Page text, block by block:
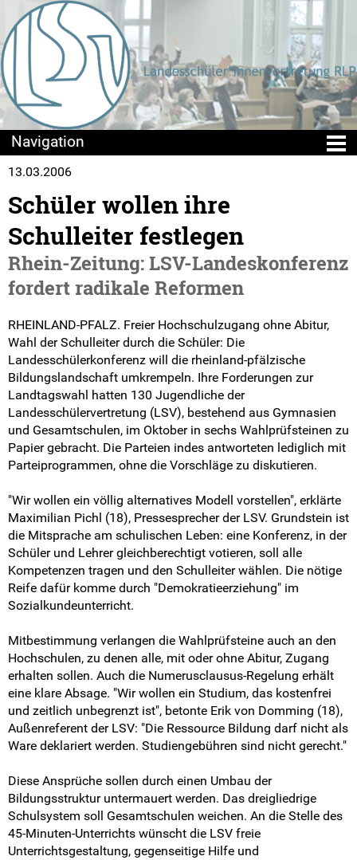
Die LSV
Positionen & Lesestoff
Beschlusslage
Stellungnahmen
Publikationen
Pressemitteilungen
Medienberichte
Mach mit!
Du hast Recht(e)
Weitersurfen
Termine
Shop
Kontakt
Intern
13.03.2006
Schüler wollen ihre
Schulleiter festlegen
Rhein-Zeitung: LSV-Landeskonferenz
fordert radikale Reformen
RHEINLAND-PFALZ. Freier Hochschulzugang ohne Abitur,
Wahl der Schulleiter durch die Schüler: Die
Landesschülerkonferenz will die rheinland-pfälzische
Bildungslandschaft umkrempeln. Ihre Forderungen zur
Landtagswahl hatten 130 Jugendliche der
Landesschülervertretung (LSV), bestehend aus Gymnasien
und Gesamtschulen, im Oktober in sechs Wahlprüfsteinen zu
Papier gebracht. Die Parteien indes antworteten lediglich mit
Parteiprogrammen, ohne die Vorschläge zu diskutieren.
"Wir wollen ein völlig alternatives Modell vorstellen", erklärte
Maximilian Pichl (18), Pressesprecher der LSV. Grundstein ist
die Mitsprache am schulischen Leben: eine Konferenz, in der
Schüler und Lehrer gleichberechtigt votieren, soll alle
Kompetenzen tragen und den Schulleiter wählen. Die nötige
Reife dafür komme durch "Demokratieerziehung" im
Sozialkundeunterricht.
Mitbestimmung verlangen die Wahlprüfsteine auch an den
Hochschulen, zu denen alle, mit oder ohne Abitur, Zugang
erhalten sollen. Auch die Numerusclausus-Regelung erhält
eine klare Absage. "Wir wollen ein Studium, das kostenfrei
und zeitlich unbegrenzt ist", betonte Erik von Domming (18),
Außenreferent der LSV: "Die Ressource Bildung darf nicht als
Ware deklariert werden. Studiengebühren sind nicht gerecht."
Diese Ansprüche sollen durch einen Umbau der
Bildungsstruktur untermauert werden. Das dreigliedrige
Schulsystem soll Gesamtschulen weichen. An die Stelle des
45-Minuten-Unterrichts wünscht die LSV freie
Unterrichtsgestaltung, gegenseitige Hilfe und